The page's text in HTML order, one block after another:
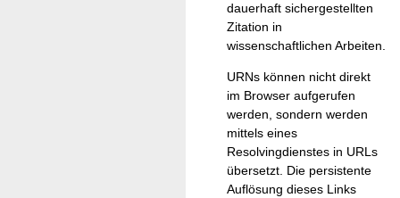
dauerhaft sichergestellten
Zitation in
wissenschaftlichen Arbeiten.
URNs können nicht direkt
im Browser aufgerufen
werden, sondern werden
mittels eines
Resolvingdienstes in URLs
übersetzt. Die persistente
Auflösung dieses Links